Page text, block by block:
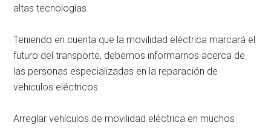
altas tecnologías.
Teniendo en cuenta que la movilidad eléctrica marcará el
futuro del transporte, debemos informarnos acerca de
las personas especializadas en la reparación de
vehículos eléctricos.
Arreglar vehículos de movilidad eléctrica en muchos